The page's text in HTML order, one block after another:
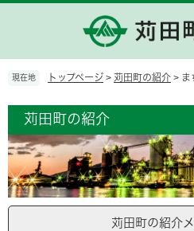
の
で
ー
ば
て
本
文
へ
現在地 トップページ > 苅田町の紹介 > ま
苅田町の紹介
苅田町の紹介